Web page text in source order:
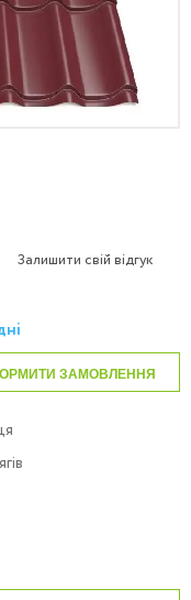
Залишити свій відгук
ЗАМОВЛЕННЯ